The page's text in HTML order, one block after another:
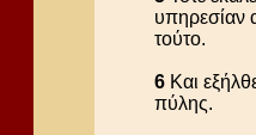
υπηρεσίαν
τούτο.
6 Και
πύλης.